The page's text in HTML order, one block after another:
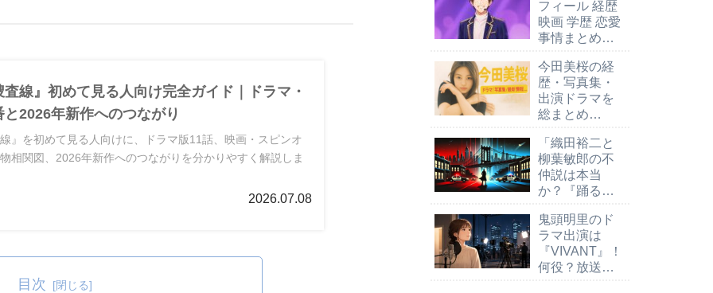
線』初めて見る人向け完全ガイド｜ドラマ・
と2026年新作へのつながり
』を初めて見る人向けに、ドラマ版11話、映画・スピンオ
相関図、2026年新作へのつながりを分かりやすく解説しま
2026.07.08
目次
フィール 経歴
映画 学歴 恋愛
事情まとめ
版】
今田美桜の経
歴・写真集・
出演ドラマを
総まとめ
版】
「織田裕二と
柳葉敏郎の不
仲説は本当
か？『踊る大
陣が語る真相
と今後の展
開」
鬼頭明里のド
ラマ出演は
『VIVANT』！
何役？放送日